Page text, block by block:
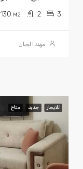
3
2
130 M2
مهند الجبان
للايجار جديد متاح